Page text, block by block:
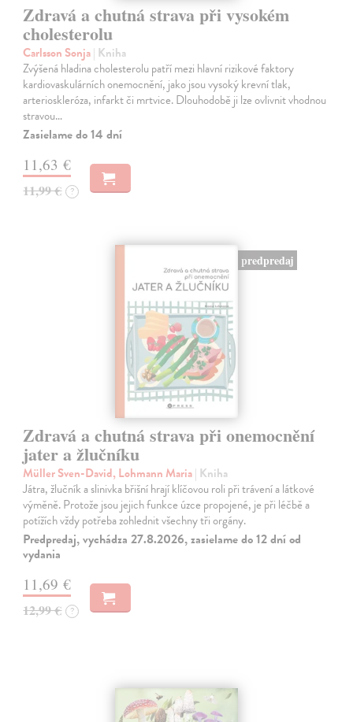
Zdravá a chutná strava při vysokém
cholesterolu
Carlsson Sonja| Kniha
Zvýšená hladina cholesterolu patří mezi hlavní rizikové faktory
kardiovaskulárních onemocnění, jako jsou vysoký krevní tlak,
arterioskleróza, infarkt či mrtvice. Dlouhodobě ji lze ovlivnit vhodnou
stravou…
Zasielame do 14 dní
11,63 €
11,99 € ?
predpredaj
Zdravá a chutná strava při onemocnění
jater a žlučníku
Müller Sven-David, Lohmann Maria| Kniha
Játra, žlučník a slinivka břišní hrají klíčovou roli při trávení a látkové
výměně. Protože jsou jejich funkce úzce propojené, je při léčbě a
potížích vždy potřeba zohlednit všechny tři orgány.
Predpredaj, vychádza 27.8.2026, zasielame do 12 dní od
vydania
11,69 €
12,99 € ?